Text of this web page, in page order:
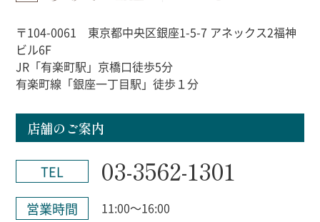
〒104-0061 東京都中央区銀座1-5-7 アネックス2福神
ビル6F
JR「有楽町駅」京橋口徒歩5分
有楽町線「銀座一丁目駅」徒歩１分
店舗のご案内
TEL 03-3562-1301
営業時間 11:00～16:00